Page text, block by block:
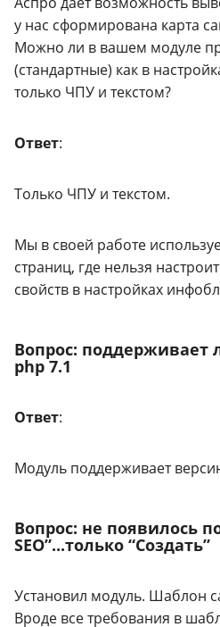
у нас сформирована карта
Можно ли в вашем модуле
(стандартные) как в
только ЧПУ и текстом?
Ответ:
Только ЧПУ и текстом.
Мы в своей работе
страниц, где нельзя
свойств в настройках
Вопрос: поддерживает
php 7.1
Ответ:
Модуль поддерживает
Вопрос: не появилось
SEO”...только “Создать”
Установил модуль. Шаблон
Вроде все требования в